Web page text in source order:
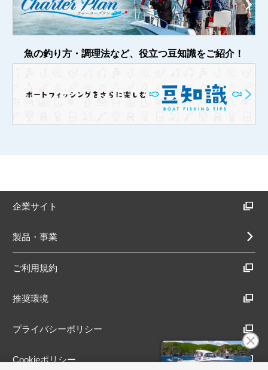
魚の釣り方・調理法など、役立つ豆知識をご紹介！
企業サイト
製品・事業
ご利用規約
推奨環境
プライバシーポリシー
Cookieポリシー